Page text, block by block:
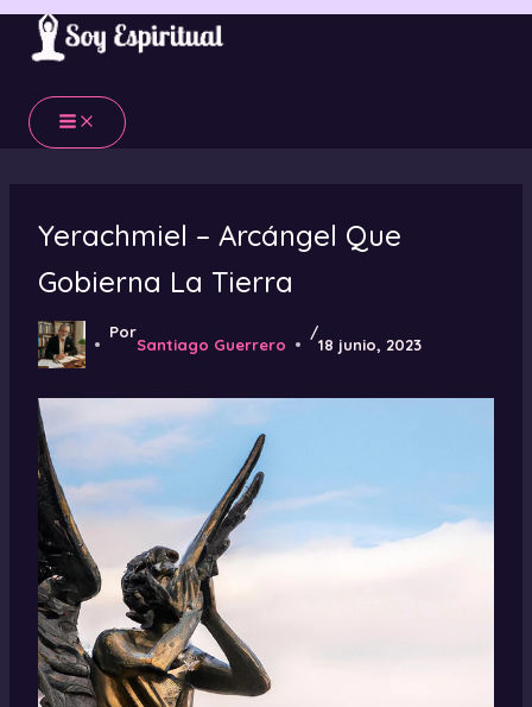
Ir
contenido
Yerachmiel – Arcángel Que
Gobierna La Tierra
Por
Santiago Guerrero
/
18 junio, 2023